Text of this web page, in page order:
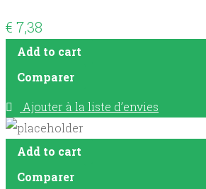
€ 7,38
Add to cart
Comparer
Ajouter à la liste d’envies
Add to cart
Comparer